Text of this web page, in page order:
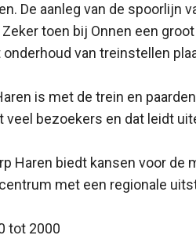
De aanleg van de spoorlijn
toen bij Onnen een
van treinstellen
is met de trein en
bezoekers en dat leidt
Haren biedt kansen voor de
met een regionale
tot 2000